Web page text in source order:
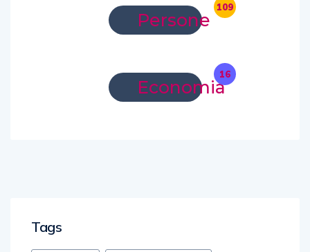
Persone
109
Economia
16
Tags